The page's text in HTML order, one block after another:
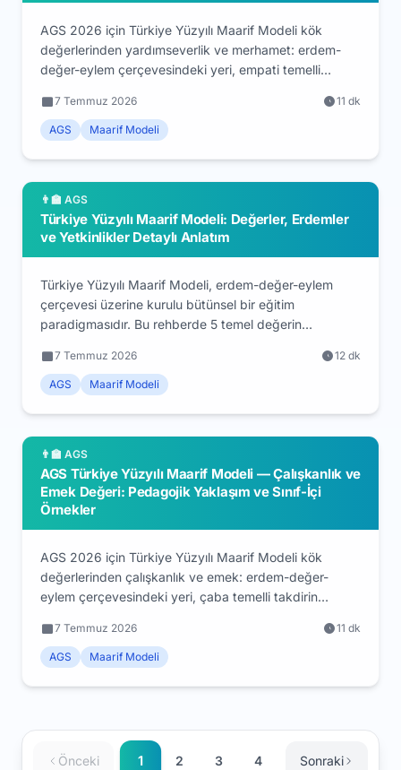
AGS 2026 için Türkiye Yüzyılı Maarif Modeli kök
değerlerinden yardımseverlik ve merhamet: erdem-
değer-eylem çerçevesindeki yeri, empati temelli
ölçme yaklaşımı. Öğretmen adayları için kavramsal ve
uygulamalı rehber.
7 Temmuz 2026 11 dk
AGS Maarif Modeli
👨‍🏫 AGS
Türkiye Yüzyılı Maarif Modeli: Değerler, Erdemler
ve Yetkinlikler Detaylı Anlatım
Türkiye Yüzyılı Maarif Modeli, erdem-değer-eylem
çerçevesi üzerine kurulu bütünsel bir eğitim
paradigmasıdır. Bu rehberde 5 temel değerin
kategorilerinin kapsamını AGS 2026 açısından
derinlemesine ele alıyoruz. Kavramsal çerçeveyi
7 Temmuz 2026 12 dk
AGS Maarif Modeli
👨‍🏫 AGS
AGS Türkiye Yüzyılı Maarif Modeli — Çalışkanlık ve
Emek Değeri: Pedagojik Yaklaşım ve Sınıf-İçi
Örnekler
AGS 2026 için Türkiye Yüzyılı Maarif Modeli kök
değerlerinden çalışkanlık ve emek: erdem-değer-
eylem çerçevesindeki yeri, çaba temelli takdirin
ölçme yaklaşımı. Öğretmen adayları için kavramsal ve
uygulamalı rehber.
7 Temmuz 2026 11 dk
AGS Maarif Modeli
Önceki 1 2 3 4 Sonraki